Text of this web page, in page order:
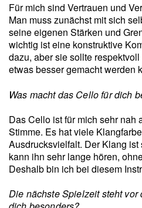
Für mich sind Vertrauen und
Man muss zunächst mit sich
seine eigenen Stärken und
wichtig ist eine konstruktive
dazu, aber sie sollte
etwas besser gemacht werden
Was macht das Cello für dich
Das Cello ist für mich sehr nah
Stimme. Es hat viele
Ausdrucksvielfalt. Der Klang ist
kann ihn sehr lange hören,
Deshalb bin ich bei diesem
Die nächste Spielzeit steht